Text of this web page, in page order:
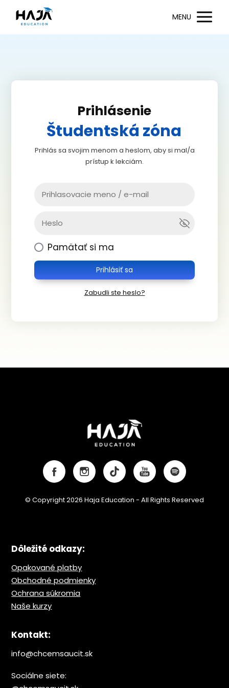
MENU
Prihlásenie
Študentská zóna
Prihlás sa svojim menom a heslom, aby si mal/a
prístup k lekciám.
Pamätať si ma
Prihlásiť sa
Zabudli ste heslo?
© Copyright 2026 Haja Education - All Rights Reserved
Dôležité odkazy:
Opakované platby
Obchodné podmienky
Ochrana súkromia
Naše kurzy
Kontakt:
info@chcemsaucit.sk
Sociálne siete: